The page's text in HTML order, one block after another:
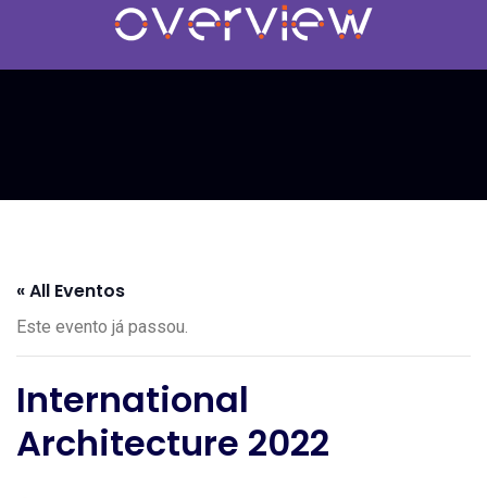
« All Eventos
Este evento já passou.
International
Architecture 2022